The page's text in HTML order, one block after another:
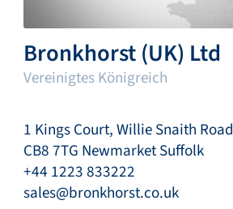
Bronkhorst (UK) Ltd
Vereinigtes Königreich
1 Kings Court, Willie Snaith Road
CB8 7TG Newmarket Suffolk
+44 1223 833222
sales@bronkhorst.co.uk